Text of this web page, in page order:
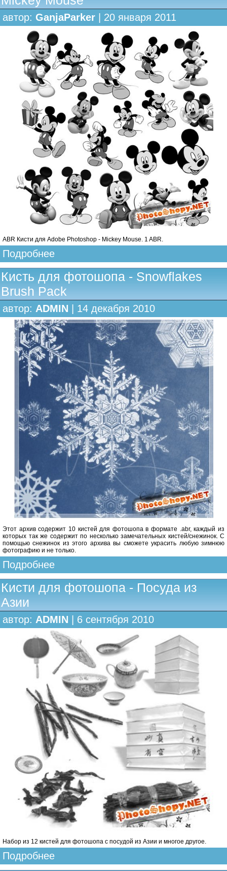
автор: GanjaParker | 20 января 2011
ABR Кисти для Adobe Photoshop - Mickey Mouse. 1 ABR.
Подробнее
Кисть для фотошопа - Snowflakes
Brush Pack
автор: ADMIN | 14 декабря 2010
Этот архив содержит 10 кистей для фотошопа в формате .abr, каждый из
которых так же содержит по несколько замечательных кистей/снежинок. С
помощью снежинок из этого архива вы сможете украсить любую зимнюю
фотографию и не только.
Подробнее
Кисти для фотошопа - Посуда из
Азии
автор: ADMIN | 6 сентября 2010
Набор из 12 кистей для фотошопа с посудой из Азии и многое другое.
Подробнее